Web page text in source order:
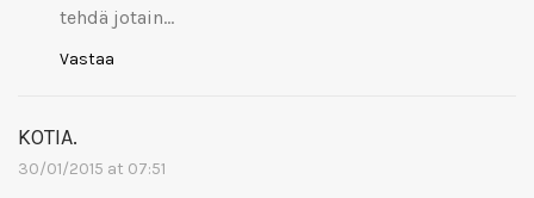
tehdä jotain…
Vastaa
KOTIA.
30/01/2015 at 07:51